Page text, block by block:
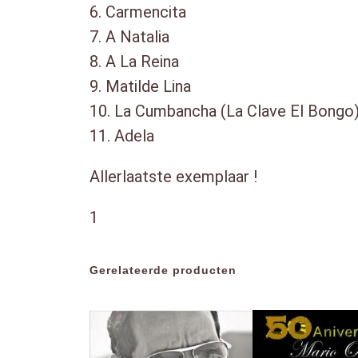
6. Carmencita
7. A Natalia
8. A La Reina
9. Matilde Lina
10. La Cumbancha (La Clave El
11. Adela
Allerlaatste exemplaar !
1
Gerelateerde producten